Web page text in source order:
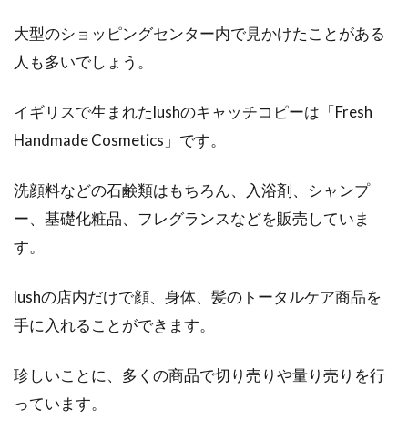
大型のショッピングセンター内で見かけたことがある
人も多いでしょう。
イギリスで生まれたlushのキャッチコピーは「Fresh
Handmade Cosmetics」です。
洗顔料などの石鹸類はもちろん、入浴剤、シャンプ
ー、基礎化粧品、フレグランスなどを販売していま
す。
lushの店内だけで顔、身体、髪のトータルケア商品を
手に入れることができます。
珍しいことに、多くの商品で切り売りや量り売りを行
っています。